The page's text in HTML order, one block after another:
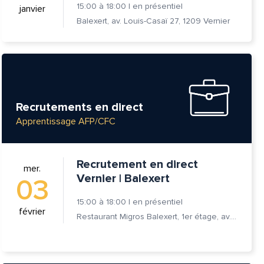
janvier 15:00 à 18:00 | en présentiel
Balexert, av. Louis-Casaï 27, 1209 Vernier
Recrutements en direct
Apprentissage AFP/CFC
mer.
03
février
Recrutement en direct
Vernier | Balexert
15:00 à 18:00 | en présentiel
Restaurant Migros Balexert, 1er étage, av. Louis-Casaï 27, 1209 Vernier